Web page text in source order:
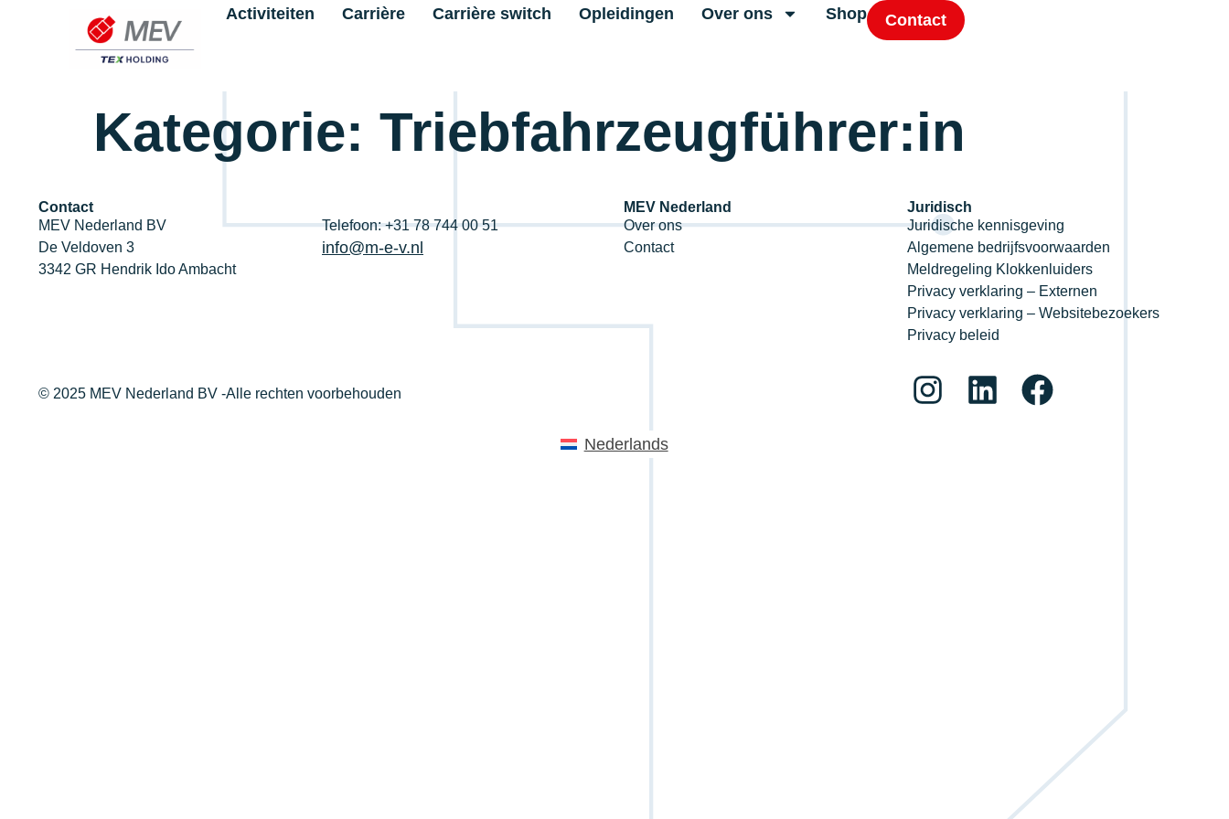
Activiteiten Carrière Carrière switch Opleidingen Over ons Shop Contact
Kategorie: Triebfahrzeugführer:in
Contact
MEV Nederland BV
De Veldoven 3
3342 GR Hendrik Ido Ambacht
Telefoon: +31 78 744 00 51
info@m-e-v.nl
MEV Nederland
Over ons
Contact
Juridisch
Juridische kennisgeving
Algemene bedrijfsvoorwaarden
Meldregeling Klokkenluiders
Privacy verklaring – Externen
Privacy verklaring – Websitebezoekers
Privacy beleid
© 2025 MEV Nederland BV -Alle rechten voorbehouden
Nederlands